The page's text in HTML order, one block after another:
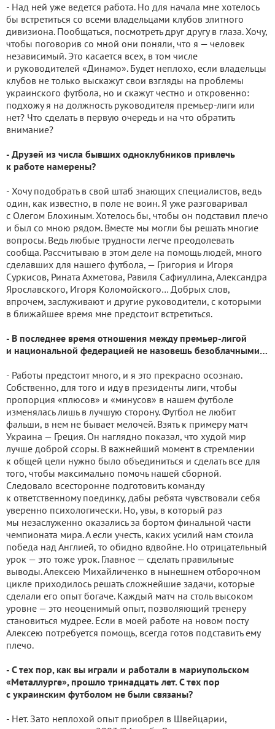
- Над ней уже ведется работа. Но для начала мне хотелось
бы встретиться со всеми владельцами клубов элитного
дивизиона. Пообщаться, посмотреть друг другу в глаза. Хочу,
чтобы поговорив со мной они поняли, что я — человек
независимый. Это касается всех, в том числе
и руководителей «Динамо». Будет неплохо, если владельцы
клубов не только выскажут свои взгляды на проблемы
украинского футбола, но и скажут честно и откровенно:
подхожу я на должность руководителя премьер-лиги или
нет? Что сделать в первую очередь и на что обратить
внимание?
- Друзей из числа бывших одноклубников привлечь
к работе намерены?
- Хочу подобрать в свой штаб знающих специалистов, ведь
один, как известно, в поле не воин. Я уже разговаривал
с Олегом Блохиным. Хотелось бы, чтобы он подставил плечо
и был со мною рядом. Вместе мы могли бы решать многие
вопросы. Ведь любые трудности легче преодолевать
сообща. Рассчитываю в этом деле на помощь людей, много
сделавших для нашего футбола, — Григория и Игоря
Суркисов, Рината Ахметова, Равиля Сафиуллина, Александра
Ярославского, Игоря Коломойского… Добрых слов,
впрочем, заслуживают и другие руководители, с которыми
в ближайшее время мне предстоит встретиться.
- В последнее время отношения между премьер-лигой
и национальной федерацией не назовешь безоблачными…
- Работы предстоит много, и я это прекрасно осознаю.
Собственно, для того и иду в президенты лиги, чтобы
пропорция «плюсов» и «минусов» в нашем футболе
изменялась лишь в лучшую сторону. Футбол не любит
фальши, в нем не бывает мелочей. Взять к примеру матч
Украина — Греция. Он наглядно показал, что худой мир
лучше доброй ссоры. В важнейший момент в стремлении
к общей цели нужно было объединиться и сделать все для
того, чтобы максимально помочь нашей сборной.
Следовало всесторонне подготовить команду
к ответственному поединку, дабы ребята чувствовали себя
уверенно психологически. Но, увы, в который раз
мы незаслуженно оказались за бортом финальной части
чемпионата мира. А если учесть, каких усилий нам стоила
победа над Англией, то обидно вдвойне. Но отрицательный
урок — это тоже урок. Главное — сделать правильные
выводы. Алексею Михайличенко в нынешнем отборочном
цикле приходилось решать сложнейшие задачи, которые
сделали его опыт богаче. Каждый матч на столь высоком
уровне — это неоценимый опыт, позволяющий тренеру
становиться мудрее. Если в моей работе на новом посту
Алексею потребуется помощь, всегда готов подставить ему
плечо.
- С тех пор, как вы играли и работали в мариупольском
«Металлурге», прошло тринадцать лет. С тех пор
с украинским футболом не были связаны?
- Нет. Зато неплохой опыт приобрел в Швейцарии,